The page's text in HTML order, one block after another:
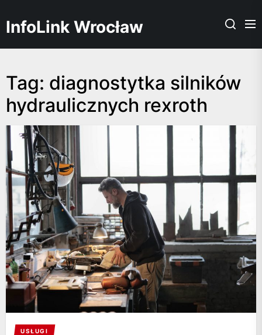
to
the
content
InfoLink Wrocław
Tag: diagnostytka silników
hydraulicznych rexroth
USŁUGI